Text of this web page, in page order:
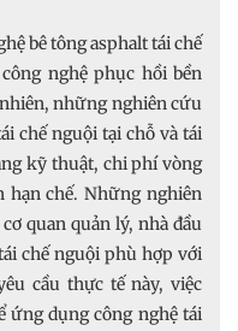
bê tông asphalt tái chế
nghệ phục hồi bền
những nghiên cứu
chế nguội tại chỗ và tái
kỹ thuật, chi phí vòng
hạn chế. Những nghiên
quan quản lý, nhà đầu
chế nguội phù hợp với
cầu thực tế này, việc
ứng dụng công nghệ tái